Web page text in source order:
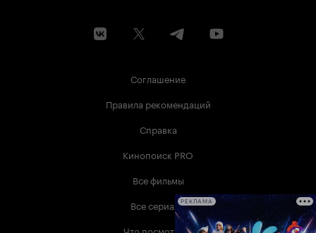
Соглашение
Правила рекомендаций
Справка
Кинопоиск PRO
Все фильмы
Все сериалы
Что посмотреть
РЕКЛАМА